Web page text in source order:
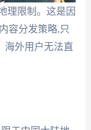
理限制。这是因
容分发策略,只
海外用户无法直